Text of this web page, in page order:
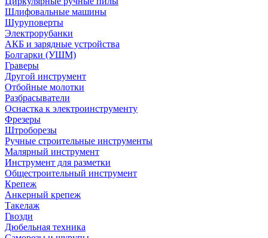
Шлифовальные машины
Шуруповерты
Электрорубанки
АКБ и зарядные устройства
Болгарки (УШМ)
Граверы
Другой инструмент
Отбойные молотки
Разбрасыватели
Оснастка к электроинструменту
Фрезеры
Штроборезы
Ручные строительные инструменты
Малярный инструмент
Инструмент для разметки
Общестроительный инструмент
Крепеж
Анкерный крепеж
Такелаж
Гвозди
Дюбельная техника